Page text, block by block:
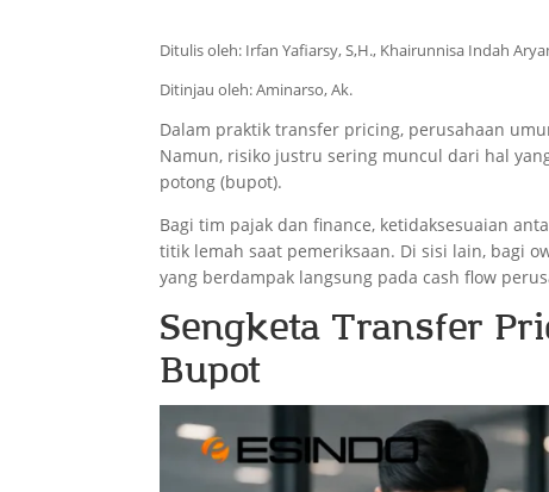
Ditulis oleh: Irfan Yafiarsy, S,H., Khairunnisa Indah
Ditinjau oleh: Aminarso, Ak.
Dalam praktik transfer pricing, perusahaan
Namun, risiko justru sering muncul dari hal
potong (bupot).
Bagi tim pajak dan finance, ketidaksesuaian
titik lemah saat pemeriksaan. Di sisi lain, bagi
yang berdampak langsung pada cash flow
Sengketa Transfer
Bupot